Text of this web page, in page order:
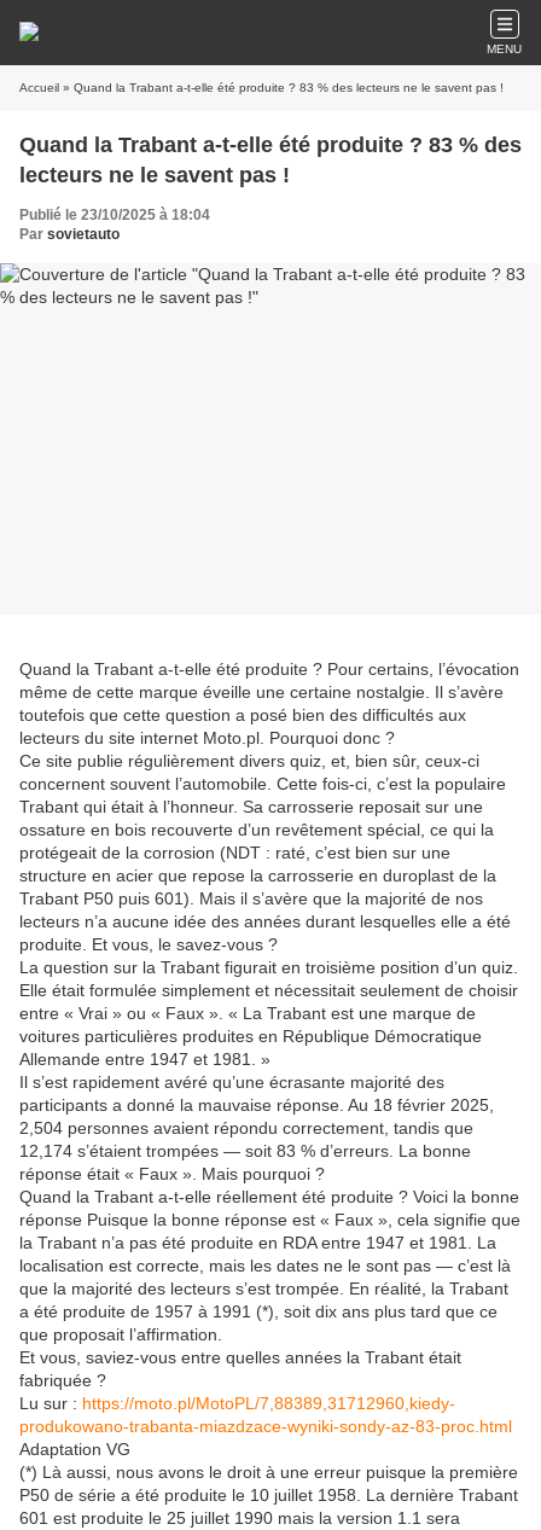
MENU
Accueil » Quand la Trabant a-t-elle été produite ? 83 % des lecteurs ne le savent pas !
Quand la Trabant a-t-elle été produite ? 83 % des
lecteurs ne le savent pas !
Publié le 23/10/2025 à 18:04
Par sovietauto
Quand la Trabant a-t-elle été produite ? Pour certains, l’évocation
même de cette marque éveille une certaine nostalgie. Il s’avère
toutefois que cette question a posé bien des difficultés aux
lecteurs du site internet Moto.pl. Pourquoi donc ?
Ce site publie régulièrement divers quiz, et, bien sûr, ceux-ci
concernent souvent l’automobile. Cette fois-ci, c’est la populaire
Trabant qui était à l’honneur. Sa carrosserie reposait sur une
ossature en bois recouverte d’un revêtement spécial, ce qui la
protégeait de la corrosion (NDT : raté, c’est bien sur une
structure en acier que repose la carrosserie en duroplast de la
Trabant P50 puis 601). Mais il s’avère que la majorité de nos
lecteurs n’a aucune idée des années durant lesquelles elle a été
produite. Et vous, le savez-vous ?
La question sur la Trabant figurait en troisième position d’un quiz.
Elle était formulée simplement et nécessitait seulement de choisir
entre « Vrai » ou « Faux ». « La Trabant est une marque de
voitures particulières produites en République Démocratique
Allemande entre 1947 et 1981. »
Il s’est rapidement avéré qu’une écrasante majorité des
participants a donné la mauvaise réponse. Au 18 février 2025,
2,504 personnes avaient répondu correctement, tandis que
12,174 s’étaient trompées — soit 83 % d’erreurs. La bonne
réponse était « Faux ». Mais pourquoi ?
Quand la Trabant a-t-elle réellement été produite ? Voici la bonne
réponse Puisque la bonne réponse est « Faux », cela signifie que
la Trabant n’a pas été produite en RDA entre 1947 et 1981. La
localisation est correcte, mais les dates ne le sont pas — c’est là
que la majorité des lecteurs s’est trompée. En réalité, la Trabant
a été produite de 1957 à 1991 (*), soit dix ans plus tard que ce
que proposait l’affirmation.
Et vous, saviez-vous entre quelles années la Trabant était
fabriquée ?
Lu sur : https://moto.pl/MotoPL/7,88389,31712960,kiedy-
produkowano-trabanta-miazdzace-wyniki-sondy-az-83-proc.html
Adaptation VG
(*) Là aussi, nous avons le droit à une erreur puisque la première
P50 de série a été produite le 10 juillet 1958. La dernière Trabant
601 est produite le 25 juillet 1990 mais la version 1.1 sera